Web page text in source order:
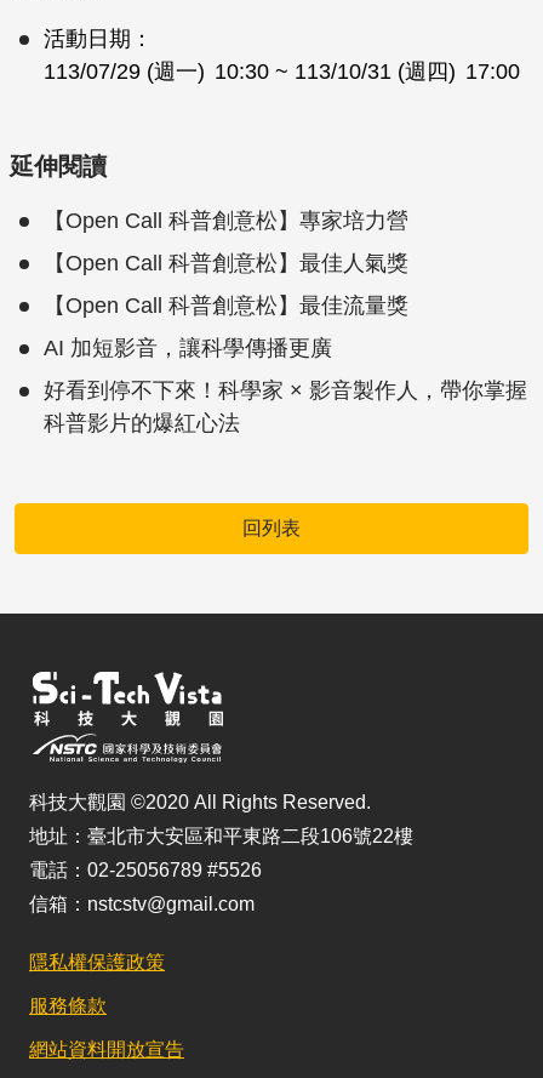
活動日期：
113/07/29 (週一) 10:30 ~ 113/10/31 (週四) 17:00
延伸閱讀
【Open Call 科普創意松】專家培力營
【Open Call 科普創意松】最佳人氣獎
【Open Call 科普創意松】最佳流量獎
AI 加短影音，讓科學傳播更廣
好看到停不下來！科學家 × 影音製作人，帶你掌握
科普影片的爆紅心法
回列表
科技大觀園 ©2020 All Rights Reserved.
地址：臺北市大安區和平東路二段106號22樓
電話：02-25056789 #5526
信箱：nstcstv@gmail.com
隱私權保護政策
服務條款
網站資料開放宣告